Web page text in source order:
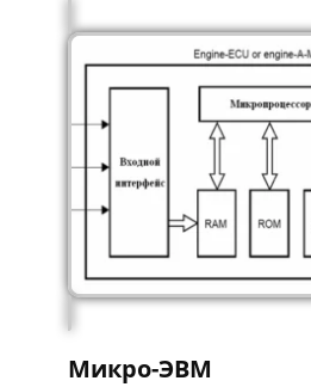
Микро-ЭВМ